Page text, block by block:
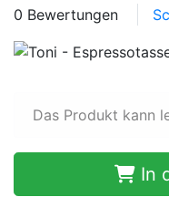
0 Bewertungen
Das Produkt kann
In